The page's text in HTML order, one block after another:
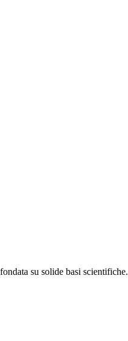
su solide basi scientifiche.